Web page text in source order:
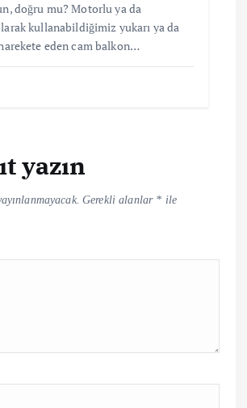
doğru mu? Motorlu ya da
kullanabildiğimiz yukarı ya da
eden cam balkon…
yazın
Gerekli alanlar * ile